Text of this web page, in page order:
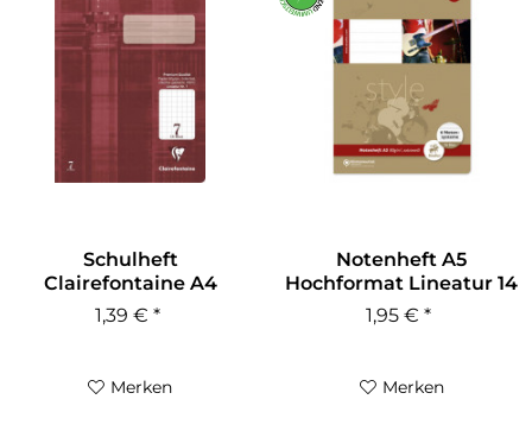
Schulheft
Clairefontaine A4
Lineatur 7 kariert 90g
1,39 € *
Merken
Notenheft A5
Hochformat Lineatur 14
1,95 € *
Merken